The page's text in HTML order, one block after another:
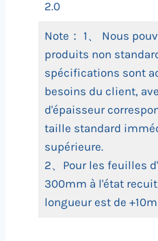
2.0
Note： 1、 Nous
produits non
spécifications sont
besoins du client,
d'épaisseur
taille standard
supérieure.
2、Pour les feuilles
300mm à l'état
longueur est de